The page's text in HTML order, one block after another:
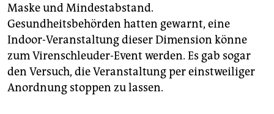
Maske und Mindestabstand.
Gesundheitsbehörden hatten gewarnt, eine
Indoor-Veranstaltung dieser Dimension könne
zum Virenschleuder-Event werden. Es gab sogar
den Versuch, die Veranstaltung per einstweiliger
Anordnung stoppen zu lassen.